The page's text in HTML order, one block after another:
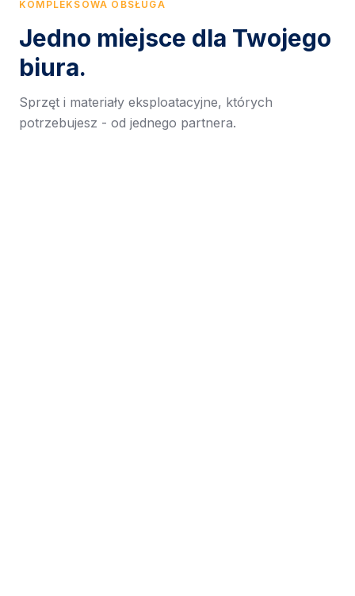
KOMPLEKSOWA OBSŁUGA
Jedno miejsce dla Twojego
biura.
Sprzęt i materiały eksploatacyjne, których
potrzebujesz - od jednego partnera.